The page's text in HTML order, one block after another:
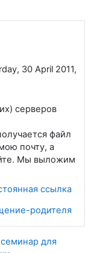
30 April 2011,
серверов
файл
почту, а
Мы выложим
ссылка
родителя
для